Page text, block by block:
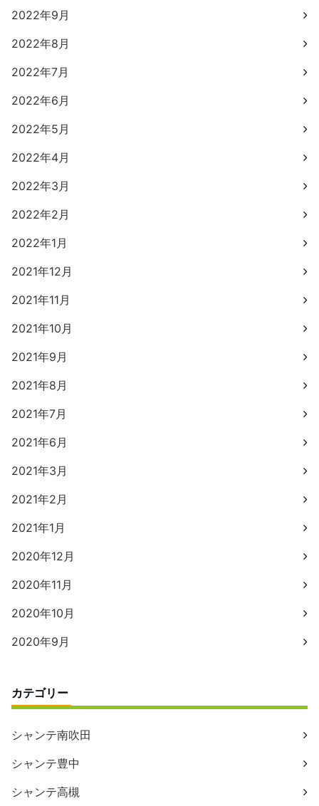
2022年9月
2022年8月
2022年7月
2022年6月
2022年5月
2022年4月
2022年3月
2022年2月
2022年1月
2021年12月
2021年11月
2021年10月
2021年9月
2021年8月
2021年7月
2021年6月
2021年3月
2021年2月
2021年1月
2020年12月
2020年11月
2020年10月
2020年9月
カテゴリー
シャンテ南吹田
シャンテ豊中
シャンテ高槻